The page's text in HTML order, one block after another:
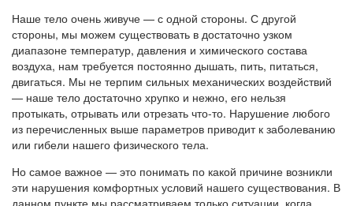
Наше тело очень живуче — с одной стороны. С другой
стороны, мы можем существовать в достаточно узком
диапазоне температур, давления и химического состава
воздуха, нам требуется постоянно дышать, пить, питаться,
двигаться. Мы не терпим сильных механических воздействий
— наше тело достаточно хрупко и нежно, его нельзя
протыкать, отрывать или отрезать что-то. Нарушение любого
из перечисленных выше параметров приводит к заболеванию
или гибели нашего физического тела.
Но самое важное — это понимать по какой причине возникли
эти нарушения комфортных условий нашего существования. В
данном пункте мы рассматриваем только ситуации, когда